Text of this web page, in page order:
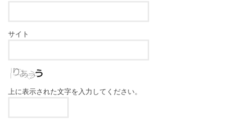
サイト
上に表示された文字を入力してください。